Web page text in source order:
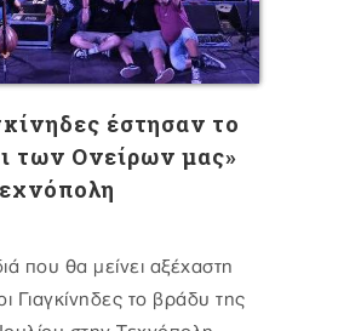
έστησαν το
των Ονείρων μας»
που θα μείνει αξέχαστη
Γιαγκίνηδες το βράδυ της